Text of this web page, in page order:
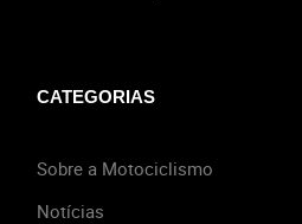
CATEGORIAS
Sobre a Motociclismo
Notícias